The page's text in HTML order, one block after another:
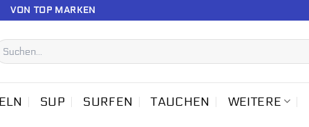
VON TOP MARKEN
SUP SURFEN TAUCHEN WEITERE